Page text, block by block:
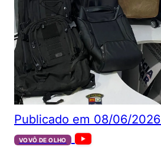
Publicado em 08/06/2026
VOVÔ DE OLHO